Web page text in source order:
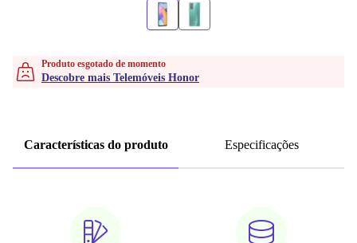
Produto esgotado de momento
Descobre mais Telemóveis Honor
Características do produto Especificações